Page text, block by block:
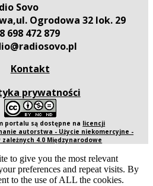
Sovo
Ogrodowa 32 lok. 29
698 472 879
Kontakt
prywatności
portalu są dostępne na licencji
autorstwa - Użycie niekomercyjne -
4.0 Międzynarodowe
to give you the most relevant
preferences and repeat visits. By
to the use of ALL the cookies.